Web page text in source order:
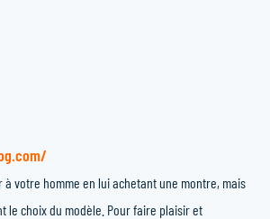
à votre homme en lui achetant une montre, mais
le choix du modèle. Pour faire plaisir et